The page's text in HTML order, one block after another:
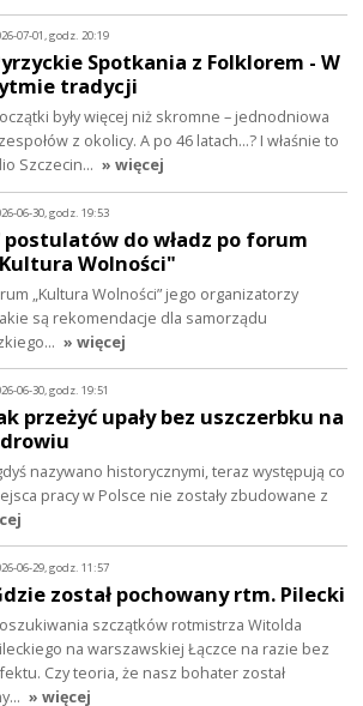
07-01, godz. 20:19
Spotkania z Folklorem - W
tradycji
były więcej niż skromne – jednodniowa
z okolicy. A po 46 latach…? I właśnie to
Szczecin… » więcej
06-30, godz. 19:53
postulatów do władz po forum
Wolności"
„Kultura Wolności” jego organizatorzy
są rekomendacje dla samorządu
» więcej
06-30, godz. 19:51
przeżyć upały bez uszczerbku na
nazywano historycznymi, teraz występują co
pracy w Polsce nie zostały zbudowane z
06-29, godz. 11:57
został pochowany rtm. Pilecki
szczątków rotmistrza Witolda
na warszawskiej Łączce na razie bez
Czy teoria, że nasz bohater został
» więcej